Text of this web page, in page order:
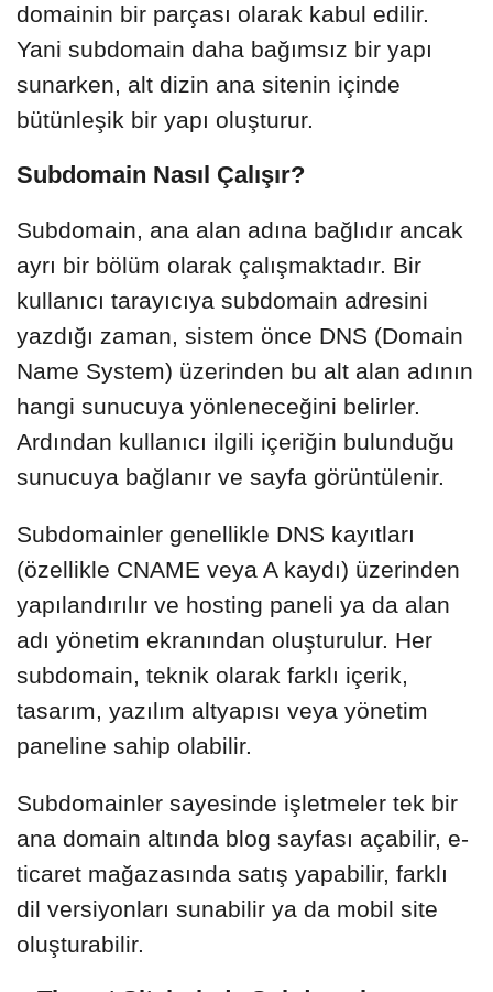
domainin bir parçası olarak kabul edilir.
Yani subdomain daha bağımsız bir yapı
sunarken, alt dizin ana sitenin içinde
bütünleşik bir yapı oluşturur.
Subdomain Nasıl Çalışır?
Subdomain, ana alan adına bağlıdır ancak
ayrı bir bölüm olarak çalışmaktadır. Bir
kullanıcı tarayıcıya subdomain adresini
yazdığı zaman, sistem önce DNS (Domain
Name System) üzerinden bu alt alan adının
hangi sunucuya yönleneceğini belirler.
Ardından kullanıcı ilgili içeriğin bulunduğu
sunucuya bağlanır ve sayfa görüntülenir.
Subdomainler genellikle DNS kayıtları
(özellikle CNAME veya A kaydı) üzerinden
yapılandırılır ve hosting paneli ya da alan
adı yönetim ekranından oluşturulur. Her
subdomain, teknik olarak farklı içerik,
tasarım, yazılım altyapısı veya yönetim
paneline sahip olabilir.
Subdomainler sayesinde işletmeler tek bir
ana domain altında blog sayfası açabilir, e-
ticaret mağazasında satış yapabilir, farklı
dil versiyonları sunabilir ya da mobil site
oluşturabilir.